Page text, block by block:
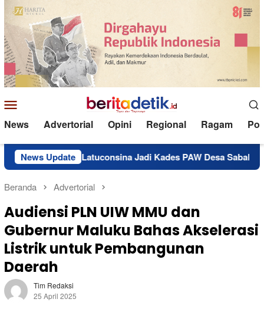
Loncat
ke
konten
Mobile
News Advertorial Opini Regional Ragam
News Update
Side Latuconsina Jadi Kades PAW Desa Sabala
Beranda Advertorial
Audiensi PLN UIW MMU dan
Gubernur Maluku Bahas Akselerasi
Listrik untuk Pembangunan
Daerah
Tim Redaksi
25 April 2025